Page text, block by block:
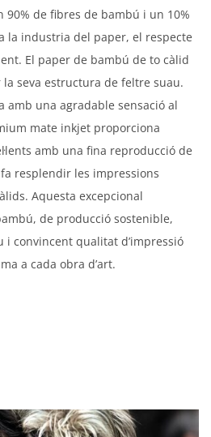
90% de fibres de bambú i un 10%
la industria del paper, el respecte
El paper de bambú de to càlid
seva estructura de feltre suau.
amb una agradable sensació al
mate inkjet proporciona
amb una fina reproducció de
resplendir les impressions
Aquesta excepcional
de producció sostenible,
convincent qualitat d’impressió
a cada obra d’art.